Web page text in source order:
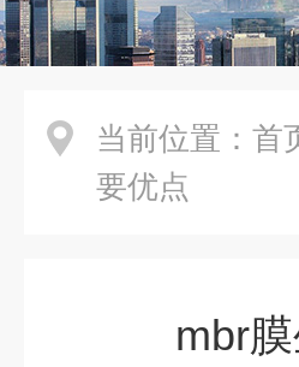
当前位置： 首
要优点
mbr